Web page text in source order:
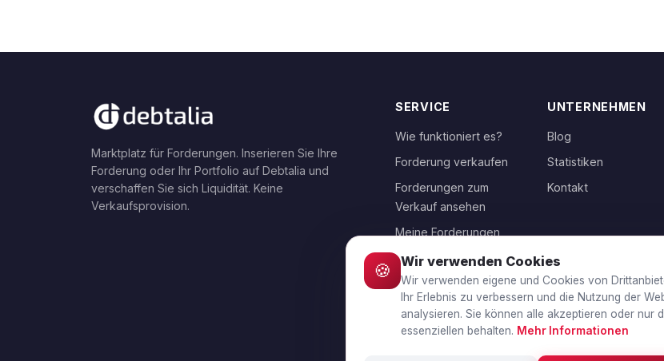
Marktplatz für Forderungen. Inserieren Sie Ihre
Forderung oder Ihr Portfolio auf Debtalia und
verschaffen Sie sich Liquidität. Keine
Verkaufsprovision.
SERVICE
Wie funktioniert es?
Forderung verkaufen
Forderungen zum
Verkauf ansehen
Meine Forderungen
UNTERNEHMEN
Blog
Statistiken
Kontakt
WÄHLEN SIE IHR LAND
🇨🇭Schweiz
🍪 Wir verwenden Cookies
Wir verwenden eigene und Cookies von
Ihr Erlebnis zu verbessern und die Nutzung der
analysieren. Sie können alle akzeptieren oder nur
essenziellen behalten. Mehr Informationen